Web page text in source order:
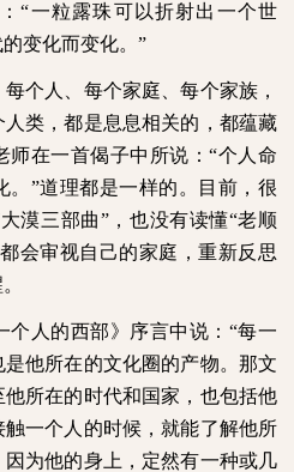
“一粒露珠可以折射出一个世
变化而变化。”
个人、每个家庭、每个家族，
类，都是息息相关的，都蕴藏
师在一首偈子中所说：“个人命
。”道理都是一样的。目前，很
漠三部曲”，也没有读懂“老顺
会审视自己的家庭，重新反思
个人的西部》序言中说：“每一
他所在的文化圈的产物。那文
所在的时代和国家，也包括他
一个人的时候，就能了解他所
为他的身上，定然有一种或几